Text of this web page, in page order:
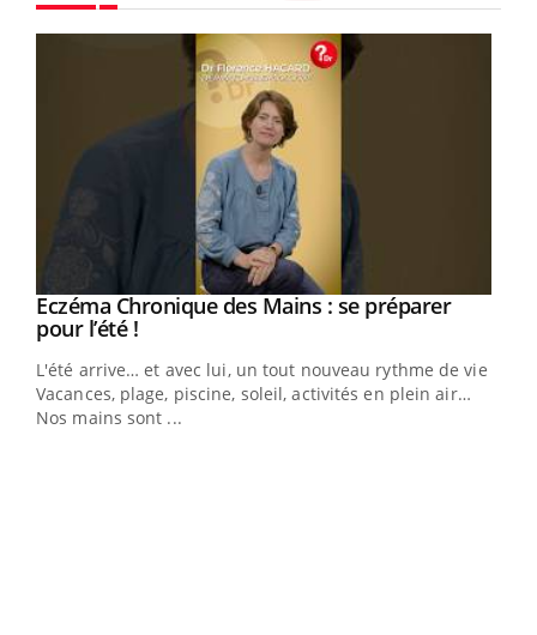
Youtube
Eczéma Chronique des Mains : se préparer
pour l’été !Youtube
L'été arrive… et avec lui, un tout nouveau rythme de vie !
Vacances, plage, piscine, soleil, activités en plein air…
Nos mains sont ...